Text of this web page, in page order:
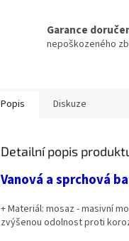
Garance
nepoškozeného
Popis Diskuze
Detailní popis
Vanová a sprchová
+ Materiál: mosaz - masivní
zvýšenou odolnost proti